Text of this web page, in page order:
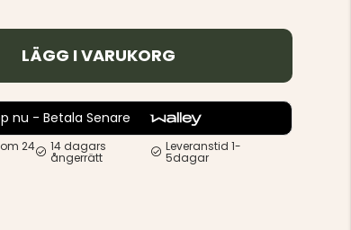
LÄGG I VARUKORG
nu - Betala Senare
24 14 dagars
ångerrätt
Leveranstid 1-
5dagar